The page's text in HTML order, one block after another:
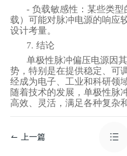
- 负载敏感性：某些类型
载）可能对脉冲电源的响应
设计考量。
7. 结论
单极性脉冲偏压电源因
势，特别是在提供稳定、可
经成为电子、工业和科研领
随着技术的发展，单极性脉
高效、灵活，满足各种复杂
上一篇